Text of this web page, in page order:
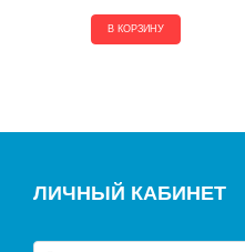
В КОРЗИНУ
ЛИЧНЫЙ КАБИНЕТ